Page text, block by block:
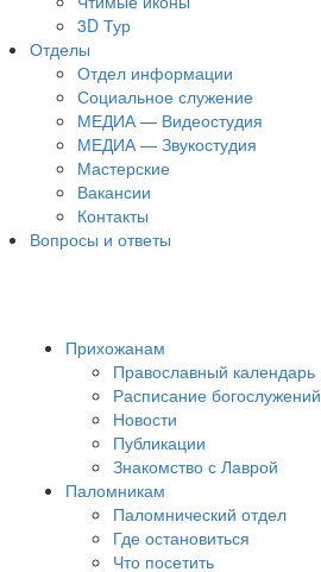
3D Тур
Отделы
Отдел информации
Социальное служение
МЕДИА — Видеостудия
МЕДИА — Звукостудия
Мастерские
Вакансии
Контакты
Вопросы и ответы
Прихожанам
Православный календарь
Расписание богослужений
Новости
Публикации
Знакомство с Лаврой
Паломникам
Паломнический отдел
Где остановиться
Что посетить